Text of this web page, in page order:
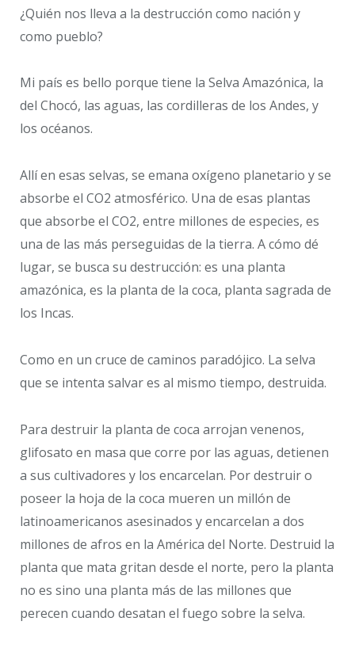
¿Quién nos lleva a la destrucción como nación y
como pueblo?
Mi país es bello porque tiene la Selva Amazónica, la
del Chocó, las aguas, las cordilleras de los Andes, y
los océanos.
Allí en esas selvas, se emana oxígeno planetario y se
absorbe el CO2 atmosférico. Una de esas plantas
que absorbe el CO2, entre millones de especies, es
una de las más perseguidas de la tierra. A cómo dé
lugar, se busca su destrucción: es una planta
amazónica, es la planta de la coca, planta sagrada de
los Incas.
Como en un cruce de caminos paradójico. La selva
que se intenta salvar es al mismo tiempo, destruida.
Para destruir la planta de coca arrojan venenos,
glifosato en masa que corre por las aguas, detienen
a sus cultivadores y los encarcelan. Por destruir o
poseer la hoja de la coca mueren un millón de
latinoamericanos asesinados y encarcelan a dos
millones de afros en la América del Norte. Destruid la
planta que mata gritan desde el norte, pero la planta
no es sino una planta más de las millones que
perecen cuando desatan el fuego sobre la selva.